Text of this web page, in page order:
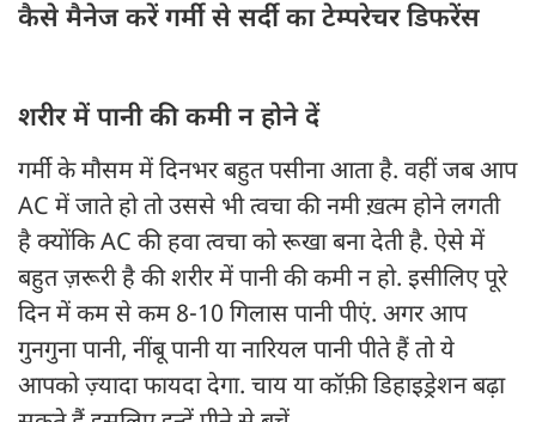
कैसे मैनेज करें गर्मी से सर्दी का टेम्परेचर डिफरेंस
शरीर में पानी की कमी न होने दें
गर्मी के मौसम में दिनभर बहुत पसीना आता है. वहीं जब आप
AC में जाते हो तो उससे भी त्वचा की नमी ख़त्म होने लगती
है क्योंकि AC की हवा त्वचा को रूखा बना देती है. ऐसे में
बहुत ज़रूरी है की शरीर में पानी की कमी न हो. इसीलिए पूरे
दिन में कम से कम 8-10 गिलास पानी पीएं. अगर आप
गुनगुना पानी, नींबू पानी या नारियल पानी पीते हैं तो ये
आपको ज़्यादा फायदा देगा. चाय या कॉफ़ी डिहाइड्रेशन बढ़ा